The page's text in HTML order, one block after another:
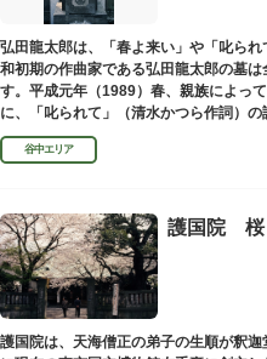
弘田龍太郎は、「春よ来い」や「叱ら
和初期の作曲家である弘田龍太郎の墓
す。平成元年（1989）春、親族によっ
に、「叱られて」（清水かつら作詞）
き彫りされる碑が建立されました。
谷中エリア
護国院 桜
護国院は、天海僧正の弟子の生順が釈迦